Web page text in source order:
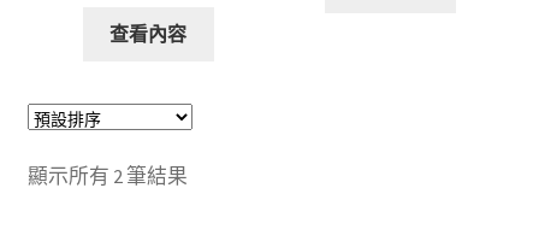
查看內容
顯示所有 2 筆結果